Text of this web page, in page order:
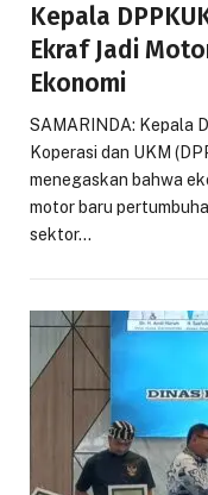
Kepala
Ekraf Jadi
Ekonomi
SAMARINDA: Kepala
Koperasi dan UKM
menegaskan bahwa
motor baru
sektor…